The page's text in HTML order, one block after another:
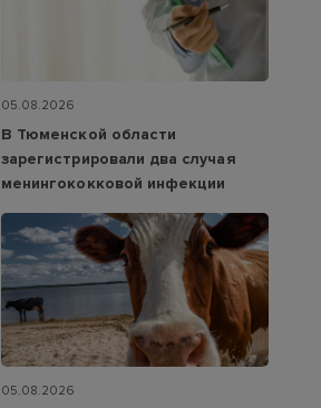
05.08.2026
В Тюменской области
зарегистрировали два случая
менингококковой инфекции
05.08.2026